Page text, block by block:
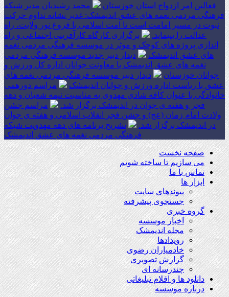
فعالین امر ازدواج استان خوزستان
محمد رشیدیان مدیر شبکه
فرهنگی مردمی نغمه های عشق اندیمشک: غدیر نشانه تداوم حرکت
نبوت در مسیر امامت است تا امت اسلامی با فروغ نور ولایت، راه
عدالت را بپیماید.
برگزاری کارگاه کارآفرینی اجتماعی و راه
اندازی پروژه های کوچک و موثر در موسسه فرهنگی مردمی نغمه
های عشق اندیمشک
دیدار دبیر جدید موسسه فرهنگی مردمی
نغمه های عشق اندیمشک با معاونت جوانان اداره کل ورزش و
جوانان خوزستان
دیدار دبیر موسسه فرهنگی مردمی نغمه های
عشق با ریاست اداره ورزش و جوانان اندیمشک
مراسم دورهمی
خانوادگی با عنوان کافه شادی مهدوی به مناسبت نیمه شعبان و دهه
فجر و هفته ی جوان در اندیمشک برگزار شد.
مراسم جشن
ولادت امام زمان (عج) و جشن فجر انقلاب اسلامی و هفته ی جوان
در اندیمشک برگزار شد.
تشریح برنامه های دهه مهدویت شبکه
فرهنگی مردمی نغمه های عشق اندیمشک
صفحه نخست
می سازیم تا ساخته شویم
تماس با ما
ابزار ها
پیوندهای سایت
جستجوی پیشرفته
گروه خبری
اخبار موسسه
مجله اندیمشک
رویدادها
خادمیاران رضوی
گزارش تصویری
چندرسانه ای
دانلود ها و اقلام تبلیغاتی
درباره موسسه